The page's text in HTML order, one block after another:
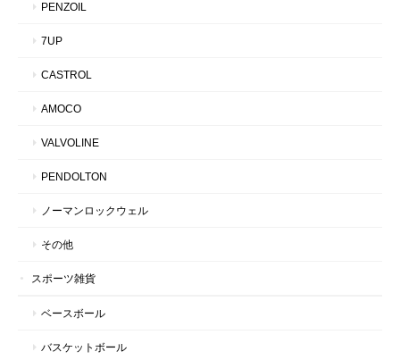
PENZOIL
7UP
CASTROL
AMOCO
VALVOLINE
PENDOLTON
ノーマンロックウェル
その他
スポーツ雑貨
ベースボール
バスケットボール